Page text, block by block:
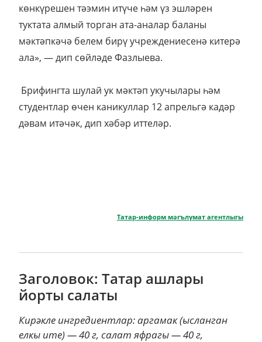
көнкүрешен тәэмин итүче һәм үз эшләрен
туктата алмый торган ата-аналар баланы
мәктәпкәчә белем бирү учреждениесенә китерә
ала», — дип сөйләде Фазлыева.
Брифингта шулай ук мәктәп укучылары һәм
студентлар өчен каникуллар 12 апрельгә кадәр
дәвам итәчәк, дип хәбәр иттеләр.
Татар-информ мәгълүмат агентлыгы
Заголовок: Татар ашлары
йорты салаты
Кирәкле ингредиентлар: аргамак (ысланган
елкы ите) — 40 г, салат яфрагы — 40 г,